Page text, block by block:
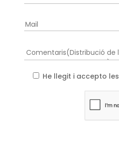
He llegit i accepto les